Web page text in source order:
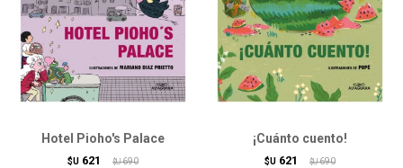
Hotel Pioho's Palace
$U 621 $U 690
¡Cuánto cuento!
$U 621 $U 690